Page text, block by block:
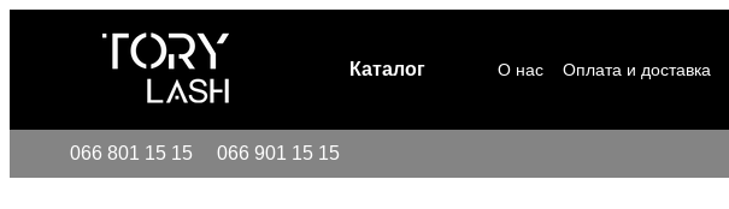
Каталог О нас Оплата и доставка
066 801 15 15 066 901 15 15